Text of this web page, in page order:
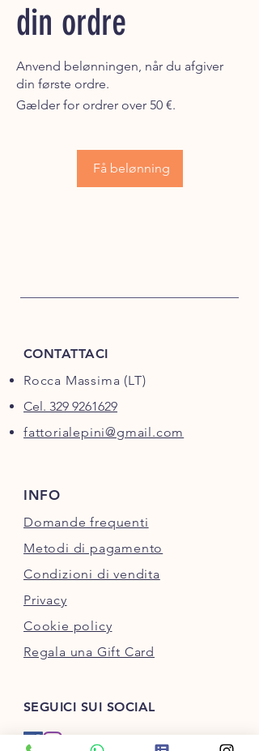
din ordre
Anvend belønningen, når du afgiver
din første ordre.
Få belønning
Gælder for ordrer over 50 €.
CONTATTACI
Rocca Massima (LT)
Cel. 329 9261629
fattorialepini@gmail.com
INFO
Domande frequenti
Metodi di pagamento
Condizioni di vendita
Privacy
Cookie policy
Regala una Gift Card
SEGUICI SUI SOCIAL